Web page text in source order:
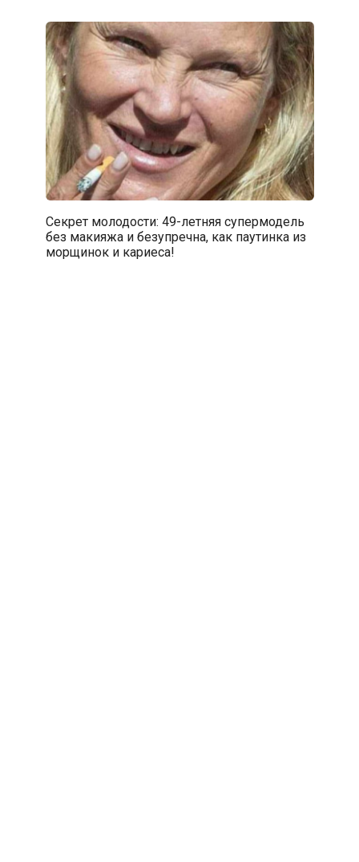
Секрет молодости: 49-летняя супермодель
без макияжа и безупречна, как паутинка из
морщинок и кариеса!